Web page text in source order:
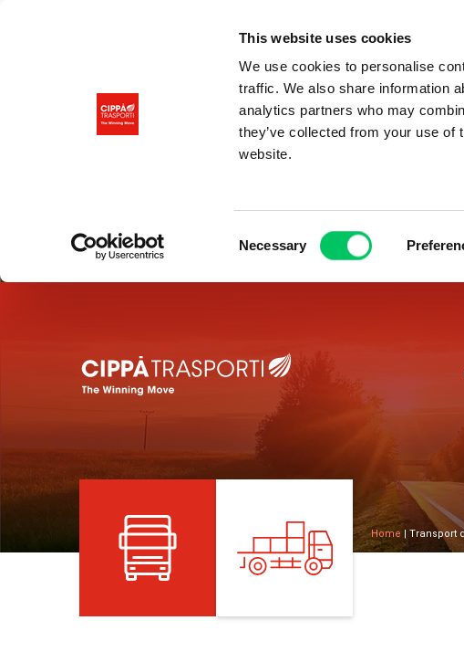
This website uses cookies
We use cookies to personalise
traffic. We also share information
analytics partners who may
they’ve collected from your use
website.
Necessary
Home Transport